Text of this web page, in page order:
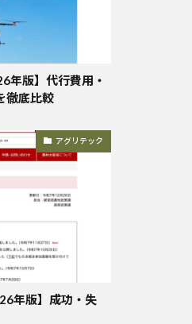
年版】代行費用・
徹底比較
アグリテック
年版】成功・失